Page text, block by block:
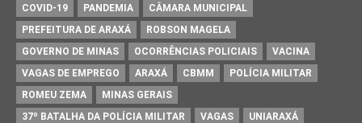
COVID-19 PANDEMIA
CÂMARA MUNICIPAL
PREFEITURA DE ARAXÁ
ROBSON MAGELA
GOVERNO DE MINAS
OCORRÊNCIAS POLICIAIS
VACINA
VAGAS DE EMPREGO
ARAXÁ CBMM
POLÍCIA MILITAR
ROMEU ZEMA
MINAS GERAIS
37º BATALHA DA POLÍCIA MILITAR
VAGAS
UNIARAXÁ